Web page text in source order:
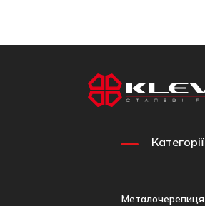
Категорії
Металочерепиця